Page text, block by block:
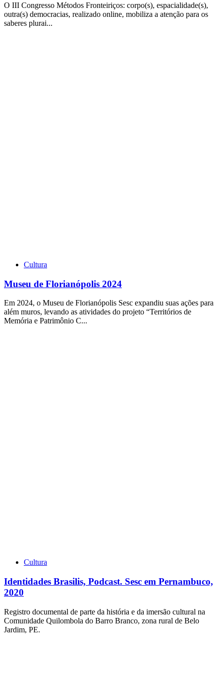
O III Congresso Métodos Fronteiriços: corpo(s), espacialidade(s),
outra(s) democracias, realizado online, mobiliza a atenção para os
saberes plurai...
Cultura
Museu de Florianópolis 2024
Em 2024, o Museu de Florianópolis Sesc expandiu suas ações para
além muros, levando as atividades do projeto “Territórios de
Memória e Patrimônio C...
Cultura
Identidades Brasilis, Podcast. Sesc em Pernambuco,
2020
Registro documental de parte da história e da imersão cultural na
Comunidade Quilombola do Barro Branco, zona rural de Belo
Jardim, PE.